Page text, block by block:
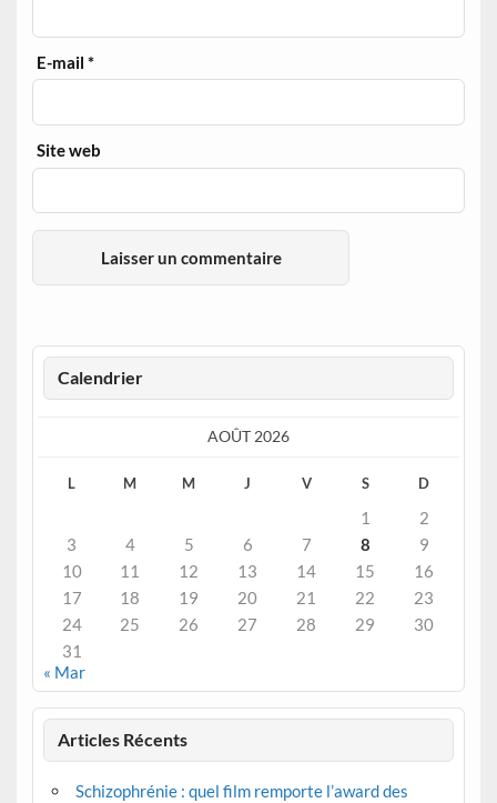
E-mail*
Site web
Calendrier
AOÛT 2026
L M M J V S D
1
2
3
4 5 6 7 8
9
10
11 12 13 14 15
16
17
18 19 20 21 22
23
24
25 26 27 28 29
30
31
« Mar
Articles Récents
Schizophrénie : quel film remporte l’award des